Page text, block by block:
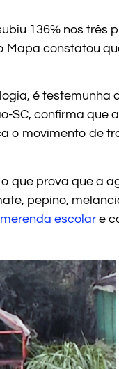
136% nos
Mapa constatou
é testemunha
SC, confirma que a
o movimento de
que prova que a
pepino,
escolar e